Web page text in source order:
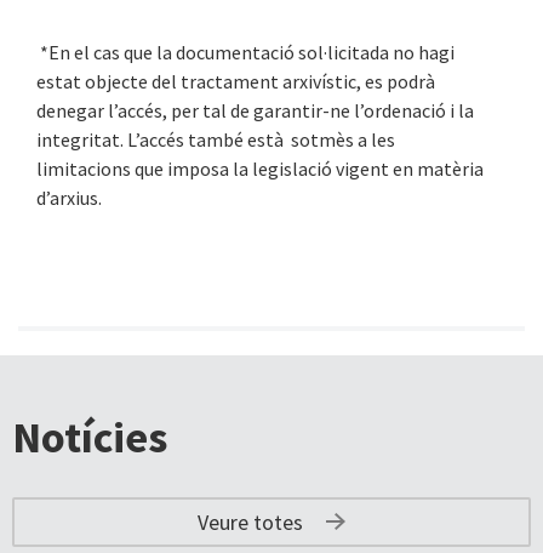
*En el cas que la documentació sol·licitada no hagi
estat objecte del tractament arxivístic, es podrà
denegar l’accés, per tal de garantir-ne l’ordenació i la
integritat. L’accés també està sotmès a les
limitacions que imposa la legislació vigent en matèria
d’arxius.
Notícies
Veure totes